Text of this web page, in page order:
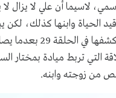
لاسيما أن علي لا يزال
الحياة وابنها كذلك، لكن
العقدة سوف يتم كشفها
التي تربط ميادة بمختار
من زوجته وابنه.